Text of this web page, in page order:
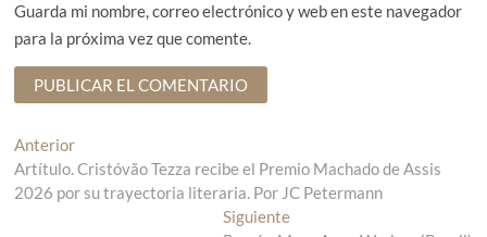
Guarda mi nombre, correo electrónico y web en este navegador
para la próxima vez que comente.
N
a
Anterior
n
t
Artítulo. Cristóvão Tezza recibe el Premio Machado de Assis
2026 por su trayectoria literaria. Por JC Petermann
SiguienteE